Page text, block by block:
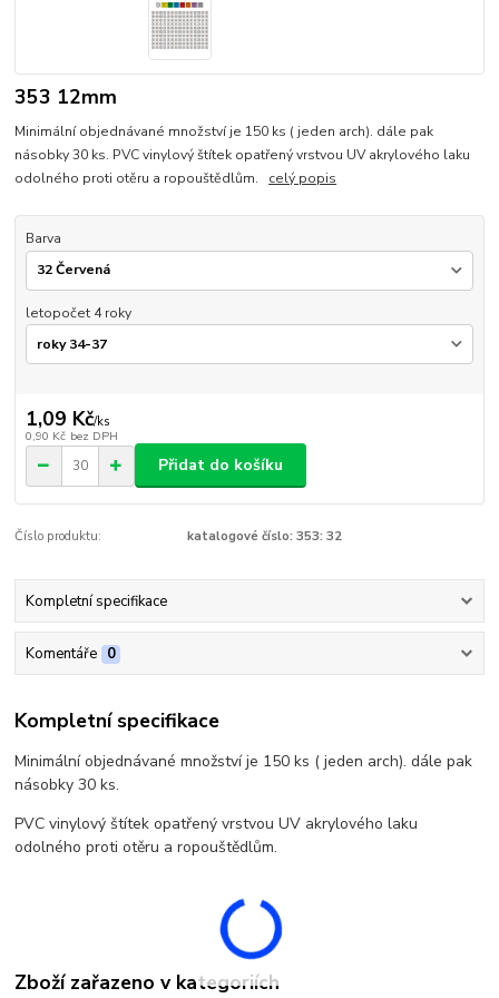
353 12mm
Minimální objednávané množství je 150 ks ( jeden arch). dále pak
násobky 30 ks. PVC vinylový štítek opatřený vrstvou UV akrylového laku
odolného proti otěru a ropouštědlům. celý popis
Barva
letopočet 4 roky
1,09 Kč/ks
0,90 Kč bez DPH
Přidat do košíku
Číslo produktu: katalogové číslo: 353: 32
Kompletní specifikace
Komentáře 0
Kompletní specifikace
Minimální objednávané množství je 150 ks ( jeden arch). dále pak
násobky 30 ks.
PVC vinylový štítek opatřený vrstvou UV akrylového laku
odolného proti otěru a ropouštědlům.
Zboží zařazeno v kategoriích